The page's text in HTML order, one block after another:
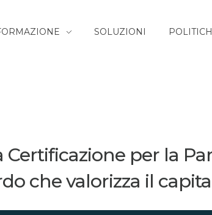
SOLUZIONI
Certificazione per la
che valorizza il